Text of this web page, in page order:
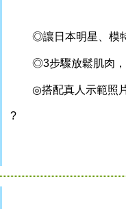
◎讓日本明星、模特
◎3步驟放鬆肌肉，
◎搭配真人示範照片
?